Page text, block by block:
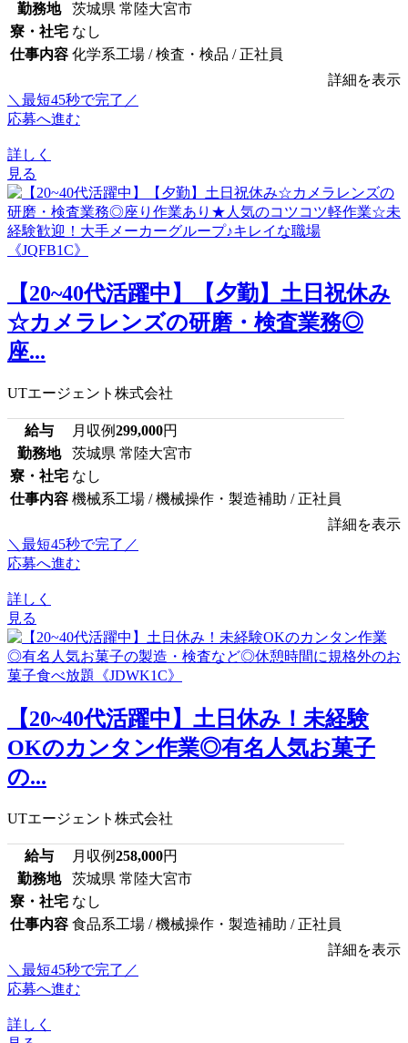
勤務地
茨城県 常陸大宮市
寮・社宅 なし
仕事内容 化学系工場 / 検査・検品 / 正社員
詳細を表示
＼最短45秒で完了／
応募へ進む
詳しく
見る
【20~40代活躍中】【夕勤】土日祝休み
☆カメラレンズの研磨・検査業務◎
座...
UTエージェント株式会社
給与 月収例299,000円
勤務地
茨城県 常陸大宮市
寮・社宅 なし
仕事内容 機械系工場 / 機械操作・製造補助 / 正社員
詳細を表示
＼最短45秒で完了／
応募へ進む
詳しく
見る
【20~40代活躍中】土日休み！未経験
OKのカンタン作業◎有名人気お菓子
の...
UTエージェント株式会社
給与 月収例258,000円
勤務地
茨城県 常陸大宮市
寮・社宅 なし
仕事内容 食品系工場 / 機械操作・製造補助 / 正社員
詳細を表示
＼最短45秒で完了／
応募へ進む
詳しく